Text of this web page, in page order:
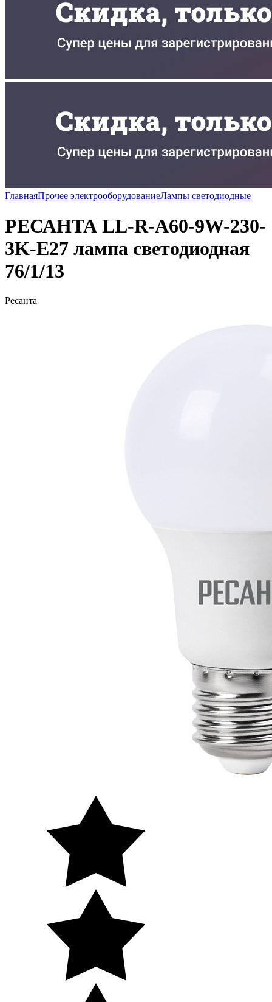
ГлавнаяПрочее электрооборудованиеЛампы светодиодные
РЕСАНТА LL-R-A60-9W-230-
3K-E27 лампа светодиодная
76/1/13
Ресанта